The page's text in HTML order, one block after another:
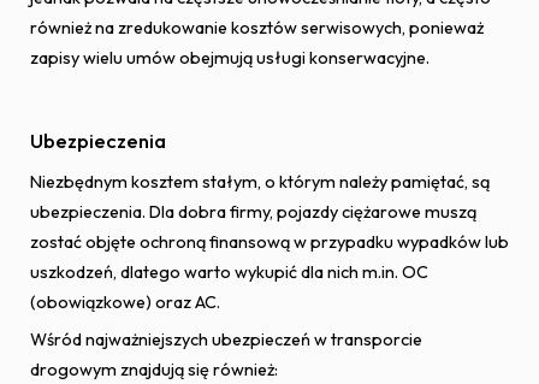
również na zredukowanie kosztów serwisowych, ponieważ
zapisy wielu umów obejmują usługi konserwacyjne.
Ubezpieczenia
Niezbędnym kosztem stałym, o którym należy pamiętać, są
ubezpieczenia. Dla dobra firmy, pojazdy ciężarowe muszą
zostać objęte ochroną finansową w przypadku wypadków lub
uszkodzeń, dlatego warto wykupić dla nich m.in. OC
(obowiązkowe) oraz AC.
Wśród najważniejszych ubezpieczeń w transporcie
drogowym znajdują się również: